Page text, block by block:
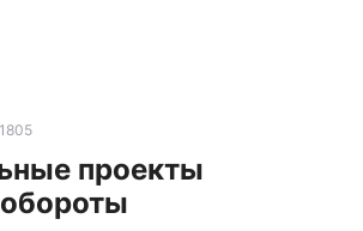
1805
проекты